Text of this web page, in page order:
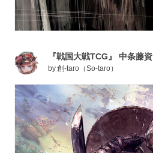
『戦国大戦TCG』 中条藤資
by創-taro（So-taro）